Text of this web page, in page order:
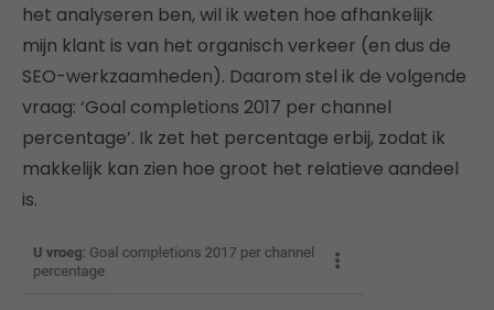
het analyseren ben, wil ik weten hoe afhankelijk
mijn klant is van het organisch verkeer (en dus de
SEO-werkzaamheden). Daarom stel ik de volgende
vraag: ‘Goal completions 2017 per channel
percentage’. Ik zet het percentage erbij, zodat ik
makkelijk kan zien hoe groot het relatieve aandeel
is.